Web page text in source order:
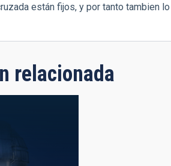
están fijos, y por tanto tambien
relacionada